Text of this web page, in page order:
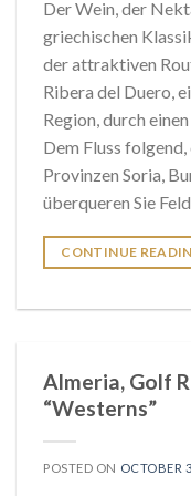
Der Wein, der
griechischen
der attraktiven
Ribera del Duero,
Region, durch
Dem Fluss
Provinzen Soria,
überqueren Sie
CONTINUE
Almeria, Golf
“Westerns”
POSTED ON OCTOBER